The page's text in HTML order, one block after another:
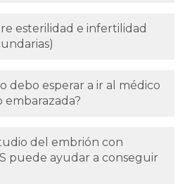
esterilidad e infertilidad
debo esperar a ir al médico
embarazada?
del embrión con
puede ayudar a conseguir